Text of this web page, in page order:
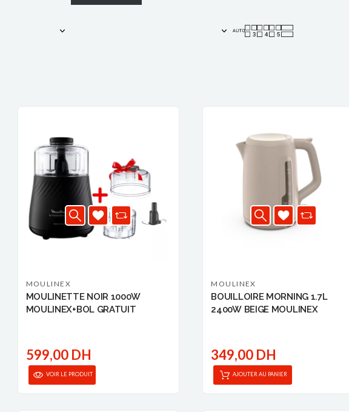
MOULINEX
MOULINETTE NOIR 1000W
MOULINEX+BOL GRATUIT
599,00 DH
VOIR LE PRODUIT
MOULINEX
BOUILLOIRE MORNING 1.7L
2400W BEIGE MOULINEX
349,00 DH
AJOUTER AU PANIER